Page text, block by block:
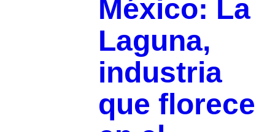
México: La
Laguna,
industria
que florece